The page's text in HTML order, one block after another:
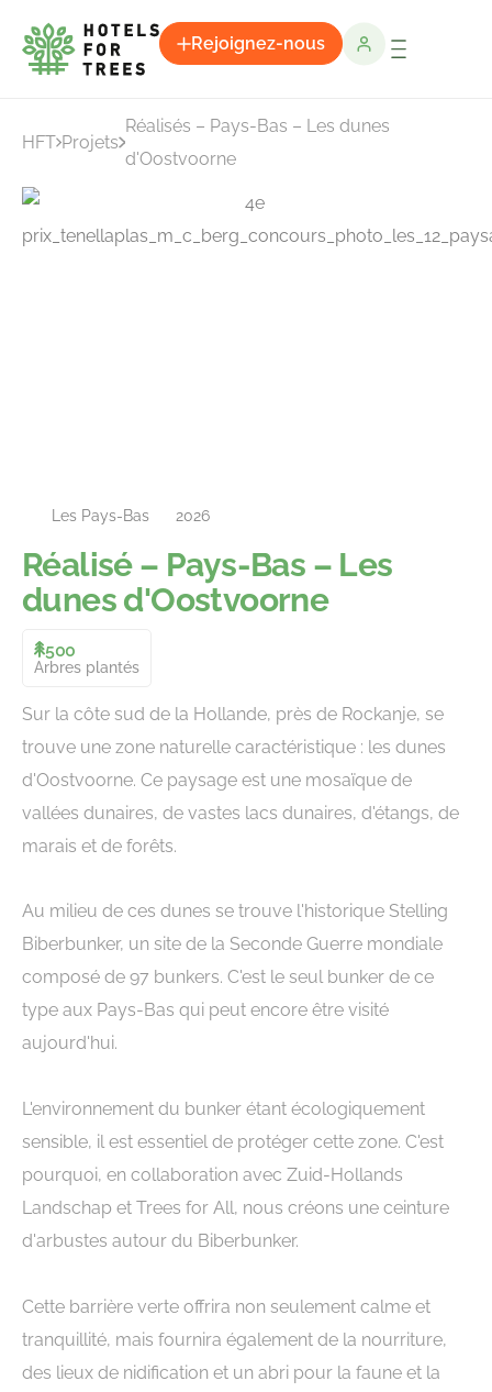
Rejoignez-nous
HFT Projets
Réalisés – Pays-Bas – Les dunes
d'Oostvoorne
Réalisé – Pays-Bas – Les
dunes d'Oostvoorne
500
Arbres plantés
Sur la côte sud de la Hollande, près de Rockanje, se
trouve une zone naturelle caractéristique : les dunes
d'Oostvoorne. Ce paysage est une mosaïque de
vallées dunaires, de vastes lacs dunaires, d'étangs, de
marais et de forêts.
Au milieu de ces dunes se trouve l'historique Stelling
Biberbunker, un site de la Seconde Guerre mondiale
composé de 97 bunkers. C'est le seul bunker de ce
type aux Pays-Bas qui peut encore être visité
aujourd'hui.
L'environnement du bunker étant écologiquement
sensible, il est essentiel de protéger cette zone. C'est
pourquoi, en collaboration avec Zuid-Hollands
Landschap et Trees for All, nous créons une ceinture
d'arbustes autour du Biberbunker.
Cette barrière verte offrira non seulement calme et
tranquillité, mais fournira également de la nourriture,
des lieux de nidification et un abri pour la faune et la
Les Pays-Bas 2026